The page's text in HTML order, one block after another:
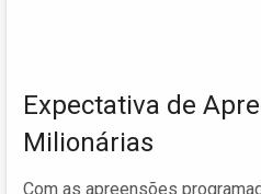
Expectativa de
Milionárias
Com as apreensões